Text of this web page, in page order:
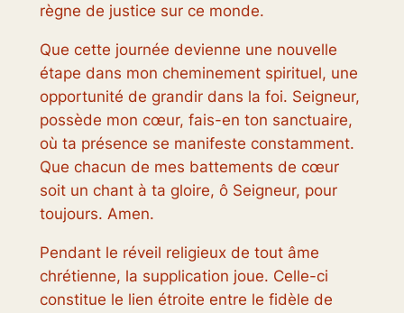
règne de justice sur ce monde.
Que cette journée devienne une nouvelle
étape dans mon cheminement spirituel, une
opportunité de grandir dans la foi. Seigneur,
possède mon cœur, fais-en ton sanctuaire,
où ta présence se manifeste constamment.
Que chacun de mes battements de cœur
soit un chant à ta gloire, ô Seigneur, pour
toujours. Amen.
Pendant le réveil religieux de tout âme
chrétienne, la supplication joue. Celle-ci
constitue le lien étroite entre le fidèle de